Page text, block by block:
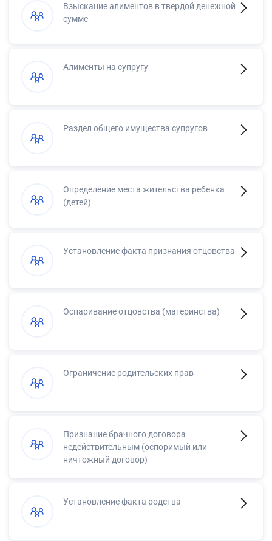
Взыскание алиментов в твердой денежной
сумме
Алименты на супругу
Раздел общего имущества супругов
Определение места жительства ребенка
(детей)
Установление факта признания отцовства
Оспаривание отцовства (материнства)
Ограничение родительских прав
Признание брачного договора
недействительным (оспоримый или
ничтожный договор)
Установление факта родства